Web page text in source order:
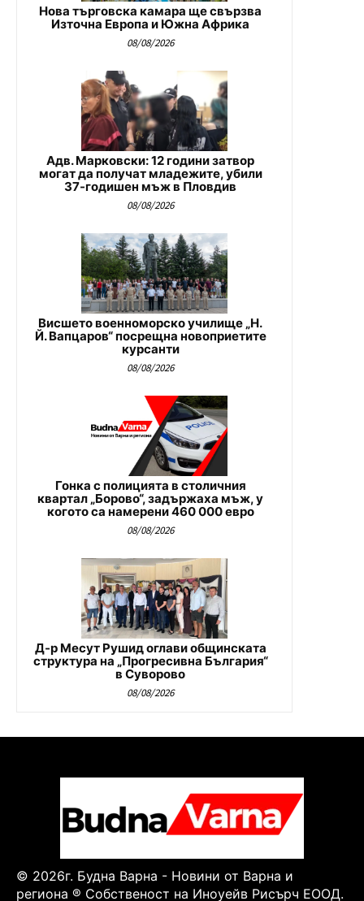
Нова търговска камара ще свързва
Източна Европа и Южна Африка
08/08/2026
Адв. Марковски: 12 години затвор
могат да получат младежите, убили
37-годишен мъж в Пловдив
08/08/2026
Висшето военноморско училище „Н.
Й. Вапцаров“ посрещна новоприетите
курсанти
08/08/2026
Гонка с полицията в столичния
квартал „Борово“, задържаха мъж, у
когото са намерени 460 000 евро
08/08/2026
Д-р Месут Рушид оглави общинската
структура на „Прогресивна България“
в Суворово
08/08/2026
© 2026г. Будна Варна - Новини от Варна и
региона ® Собственост на Иноуейв Рисърч ЕООД.